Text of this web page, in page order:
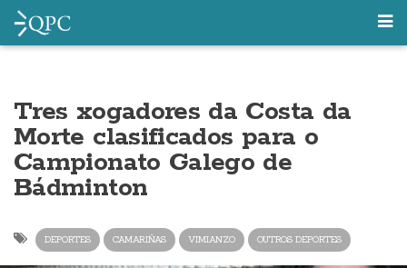
Tres xogadores da Costa da
Morte clasificados para o
Campionato Galego de
Bádminton
DEPORTES CAMARIÑAS VIMIANZO OUTROS DEPORTES